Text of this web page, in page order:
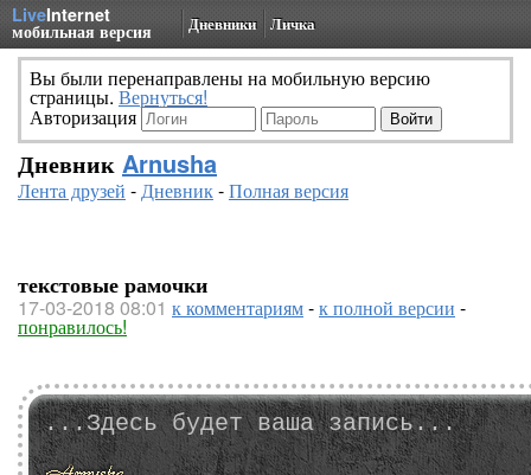
LiveInternet
мобильная версия Дневники Личка
Вы были перенаправлены на мобильную версию
страницы. Вернуться!
Авторизация
Дневник Arnusha
Лента друзей -Дневник-Полная версия
текстовые рамочки
17-03-2018 08:01 к комментариям-к полной версии -
понравилось!
...Здесь будет ваша запись...